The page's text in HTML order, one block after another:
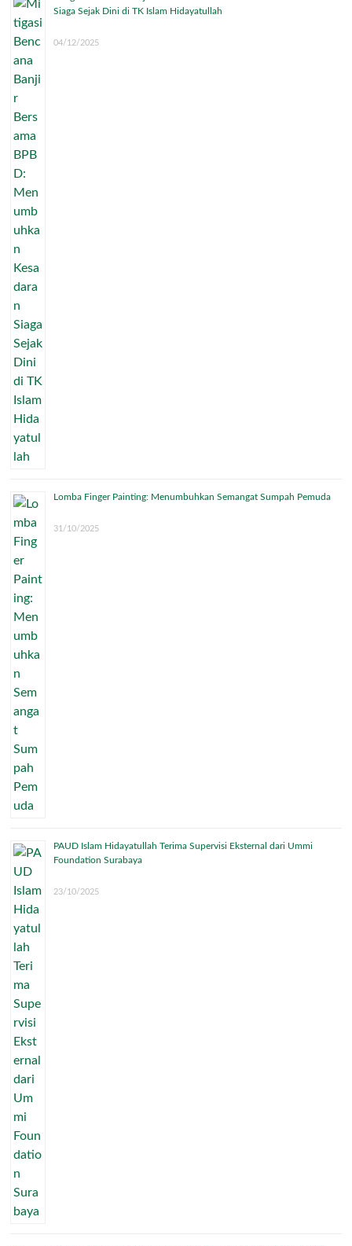
Siaga Sejak Dini di TK Islam Hidayatullah
04/12/2025
Lomba Finger Painting: Menumbuhkan Semangat Sumpah Pemuda
31/10/2025
PAUD Islam Hidayatullah Terima Supervisi Eksternal dari Ummi
Foundation Surabaya
23/10/2025